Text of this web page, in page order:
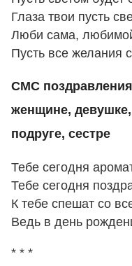
Глаза твои пусть
Люби сама,
Пусть все желания
СМС
женщине,
подруге, сестре
Тебе сегодня
Тебе сегодня
К тебе спешат со
Ведь в день
* * *